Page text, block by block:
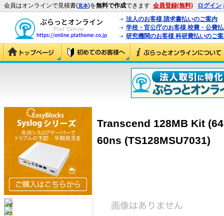
会員はオンラインで見積書(見本)を無料で作成できます 会員登録(無料) ログイン
法人のお客様 請求書払いのご案内
学校・官公庁のお客様 校費・公費
研究機関のお客様 科研費払いのご
Transcend 128MB Kit
60ns (TS128MSU7031)